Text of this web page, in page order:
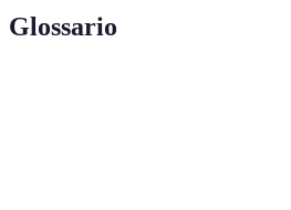
Glossario